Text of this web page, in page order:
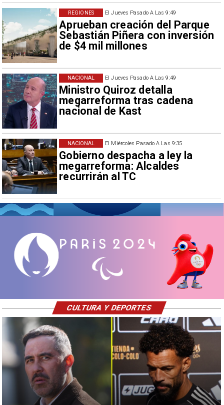
El Jueves Pasado A Las 9:49
Aprueban creación del Parque
Sebastián Piñera con inversión
de $4 mil millones
REGIONES
El Jueves Pasado A Las 9:49
Ministro Quiroz detalla
megarreforma tras cadena
nacional de Kast
NACIONAL
El Miércoles Pasado A Las 9:35
Gobierno despacha a ley la
megarreforma: Alcaldes
recurrirán al TC
NACIONAL
CULTURA Y DEPORTES